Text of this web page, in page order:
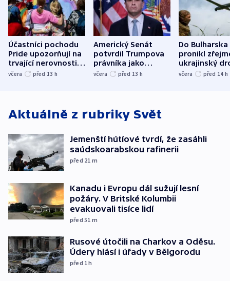
Účastníci pochodu
Pride upozorňují na
trvající nerovnosti i
společenskou
včera před 13 h
Americký Senát
potvrdil Trumpova
právníka jako
ministra
včera před 13 h
Do Bulharska
pronikl
ukrajinský
explodoval
včera před 14 h
Aktuálně z rubriky Svět
Jemenští hútíové tvrdí, že zasáhli
saúdskoarabskou rafinerii
před 21 m
Kanadu i Evropu dál sužují lesní
požáry. V Britské Kolumbii
evakuovali tisíce lidí
před 51 m
Rusové útočili na Charkov a Oděsu.
Údery hlásí i úřady v Bělgorodu
před 1h